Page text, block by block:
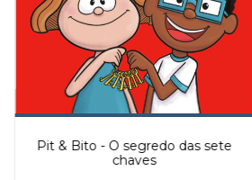
Pit & Bito - O segredo das sete
chaves